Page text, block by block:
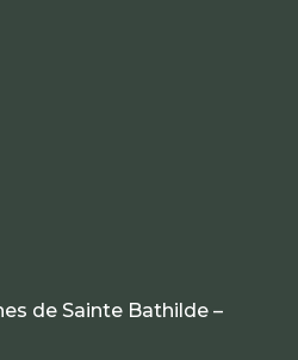
de Sainte Bathilde –